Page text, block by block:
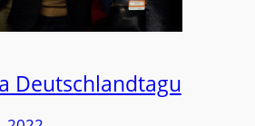
Deutschlandtagu